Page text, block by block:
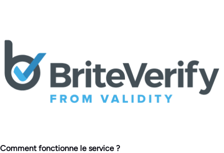
Comment fonctionne le service ?